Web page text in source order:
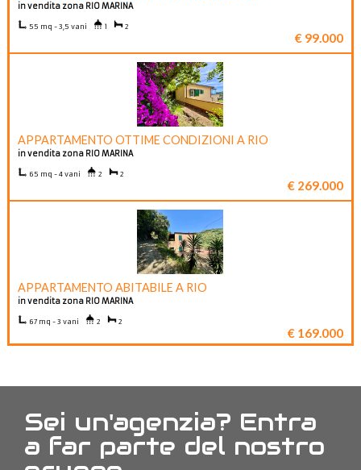
in vendita zona RIO MARINA
55 mq - 3,5 vani 1 2
€ 99.000
APPARTAMENTO OTTIME CONDIZIONI A RIO
in vendita zona RIO MARINA
65 mq - 4 vani 2 2
€ 269.000
APPARTAMENTO ABITABILE A RIO
in vendita zona RIO MARINA
67 mq - 3 vani 2 2
€ 169.000
Sei un'agenzia? Entra
a far parte del nostro